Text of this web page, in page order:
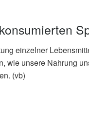
einzelner
wie unsere Nahrung
(vb)